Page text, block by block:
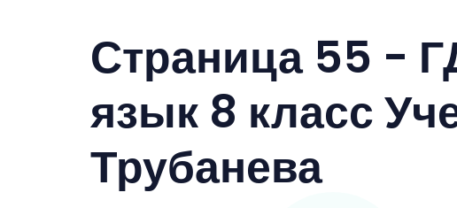
2 класс
3 класс
4 класс
5 класс
6 класс
Страница 55 -
язык 8 класс
Трубанева